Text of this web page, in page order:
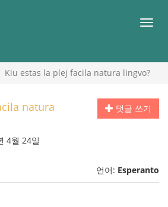
메
Kiu estas la plej facila natura lingvo?
댓글 쓰기
natura
4월 24일
언어: Esperanto